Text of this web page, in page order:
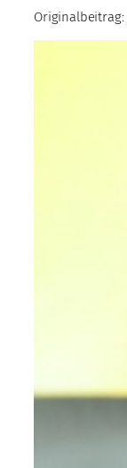
Originalbeitrag: